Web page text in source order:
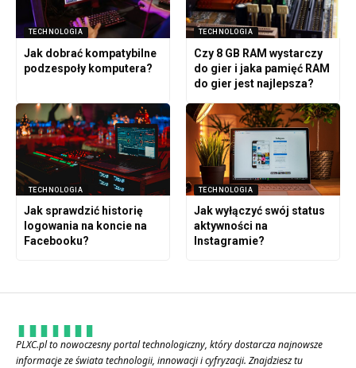
TECHNOLOGIA
Jak dobrać kompatybilne
podzespoły komputera?
TECHNOLOGIA
Czy 8 GB RAM wystarczy
do gier i jaka pamięć RAM
do gier jest najlepsza?
TECHNOLOGIA
Jak sprawdzić historię
logowania na koncie na
Facebooku?
TECHNOLOGIA
Jak wyłączyć swój status
aktywności na
Instagramie?
PLXC.pl to nowoczesny portal technologiczny, który dostarcza najnowsze
informacje ze świata technologii, innowacji i cyfryzacji. Znajdziesz tu